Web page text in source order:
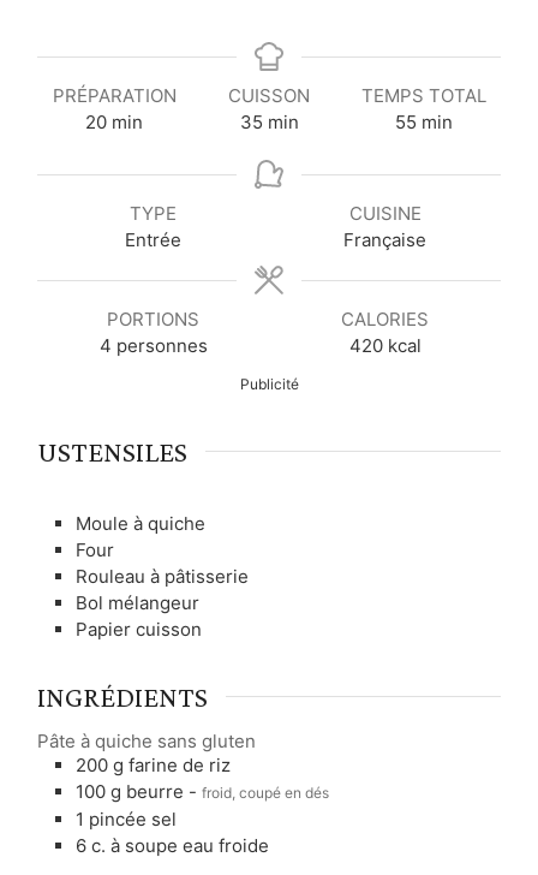
PRÉPARATION
20m
n
s
min
CUISSON
35m
n
s
min
TEMPS TOTAL
55m
n
t
e
s
min
TYPE
Entrée
CUISINE
Française
PORTIONS
4 personnes
CALORIES
420 kcal
Publicité
USTENSILES
Moule à quiche
Four
Rouleau à pâtisserie
Bol mélangeur
Papier cuisson
INGRÉDIENTS
Pâte à quiche sans gluten
200 g farine de riz
100 g beurre - froid, coupé en dés
1 pincée sel
6 c. à soupe eau froide